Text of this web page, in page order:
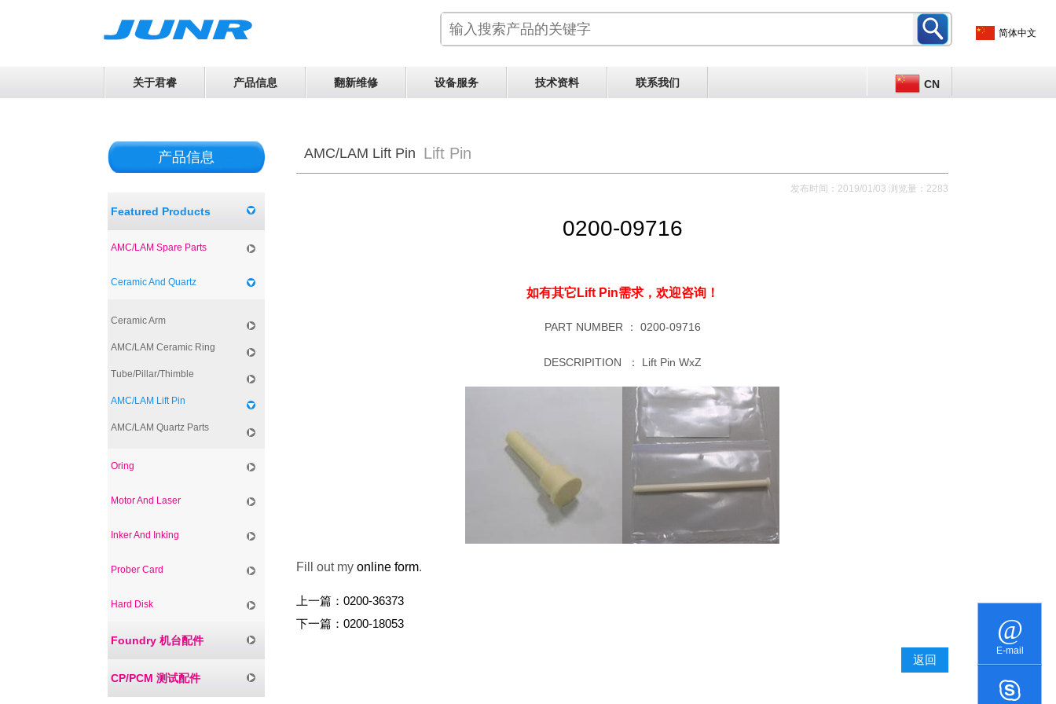
E-mail
关于君睿 产品信息 翻新维修 设备服务 技术资料 联系我们 CN
产品信息
Featured Products
AMC/LAM Spare Parts
Ceramic And Quartz
Ceramic Arm
AMC/LAM Ceramic Ring
Tube/Pillar/Thimble
AMC/LAM Lift Pin
AMC/LAM Quartz Parts
Oring
Motor And Laser
Inker And Inking
Prober Card
Hard Disk
Foundry 机台配件
CP/PCM 测试配件
AMC/LAM Lift Pin Lift Pin
发布时间：2019/01/03 浏览量：2283
0200-09716
如有其它Lift Pin需求， 欢迎咨询！
PART NUMBER ： 0200-09716
DESCRIPITION ： Lift Pin WxZ
Fill out my online form.
上一篇： 0200-36373
下一篇： 0200-18053
返回
简体中文